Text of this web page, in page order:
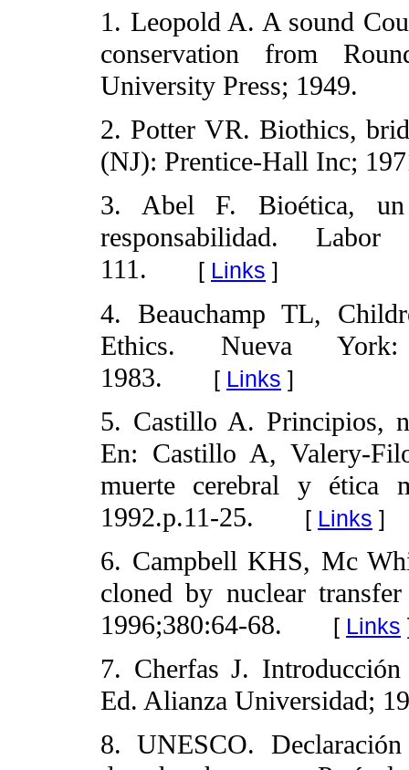
1. Leopold A. A sound
conservation from
University Press; 1949.
2. Potter VR. Biothics,
(NJ): Prentice-Hall Inc;
3. Abel F. Bioética,
responsabilidad. Labor
111. [ Links ]
4. Beauchamp TL,
Ethics. Nueva
1983. [ Links ]
5. Castillo A. Principios,
En: Castillo A, Valery-
muerte cerebral y ética
1992.p.11-25. [ Links ]
6. Campbell KHS, Mc
cloned by nuclear
1996;380:64-68. [ Links
7. Cherfas J.
Ed. Alianza Universidad;
8. UNESCO.